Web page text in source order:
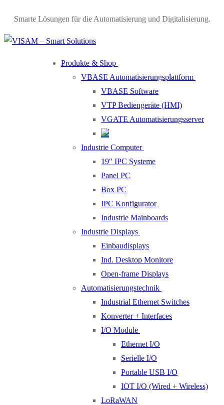
Smarte Lösungen für die Automatisierung und Digitalisierung.
Produkte & Shop
VBASE Automatisierungsplattform
VBASE Software
VTP Bediengeräte (HMI)
VGATE Automatisierungsserver
Industrie Computer
19″ IPC Systeme
Panel PC
Box PC
IPC Konfigurator
Industrie Mainboards
Industrie Displays
Einbaudisplays
Ind. Desktop Monitore
Open-frame Displays
Automatisierungstechnik
Industrial Ethernet Switches
Konverter + Interfaces
I/O Module
Ethernet I/O
Serielle I/O
Portable USB I/O
IOT I/O (Wired + Wireless)
LoRaWAN